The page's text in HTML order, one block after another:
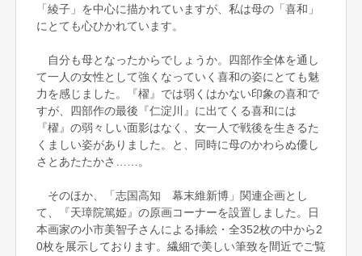
「綾子」を中心に描かれていますが、私は母の「喜和」
にとても心ひかれています。
自分も母となったからでしょうか。四部作全体を通し
て一人の女性として強くなっていく喜和の姿にとても魅
力を感じました。『櫂』では弱くはかない印象の喜和で
すが、四部作の最後『仁淀川』に出てくる喜和には
『櫂』の弱々しい面影はなく、女一人で戦後を生きるた
くましい姿がありました。と、同時に母のかわらぬ優し
さとあたたかさ……。
そのほか、「志国高知 幕末維新博」関連企画とし
て、『天璋院篤姫』の原画コーナーを設置しました。日
本画家の小市美智子さんによる挿絵・全352枚の中から2
0枚を展示しております。繊細で美しい筆致を間近でご覧